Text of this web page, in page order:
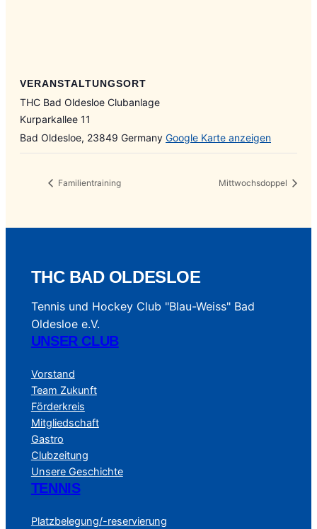
VERANSTALTUNGSORT
THC Bad Oldesloe Clubanlage
Kurparkallee 11
Bad Oldesloe, 23849 Germany Google Karte anzeigen
Familientraining Mittwochsdoppel
THC BAD OLDESLOE
Tennis und Hockey Club "Blau-Weiss" Bad
Oldesloe e.V.
UNSER CLUB
Vorstand
Team Zukunft
Förderkreis
Mitgliedschaft
Gastro
Clubzeitung
Unsere Geschichte
TENNIS
Platzbelegung/-reservierung